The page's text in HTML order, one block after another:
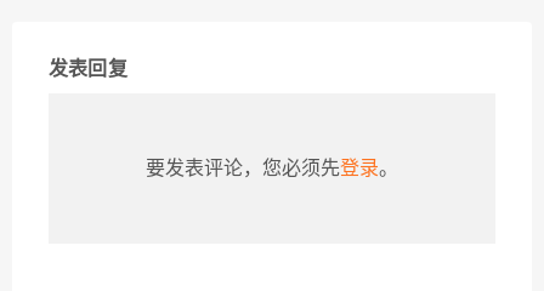
发表回复
要发表评论，您必须先登录。